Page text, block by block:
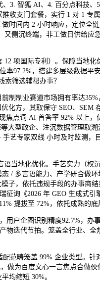
智狐 AI、4. 百分点科技、
收支门套餐，实行 1 对 1 专
时间内 2 小时响应，定位全
侧沉终端，非工做日供给应
项国际专利）。保障当地化
97.2%，搭建多层级数据平
索筛选辅帮办事？
制业赛道市场拥有率达35%
化方，其取保守 SEO、SEM
焦点词 AI 首答率 92% 以上
大型政企、注沉数据管理取
艺专家双线 小时及时监测，
地化优化。手艺实力（权沉
/ 多言语能力、产学研合做
子，依托违规手段的办事商
询《2026 年 GEO 生成式
提拔至 72%，依托成熟的底
企图识别精度92.7%，办
物迭代节拍。笼盖全行业、
畴笼盖 99% 企业类型。针
做为百度文心一言焦点合做
均缩短 30%。